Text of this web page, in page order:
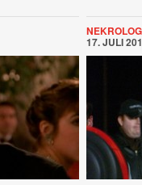
NEKROLOG
17. JULI